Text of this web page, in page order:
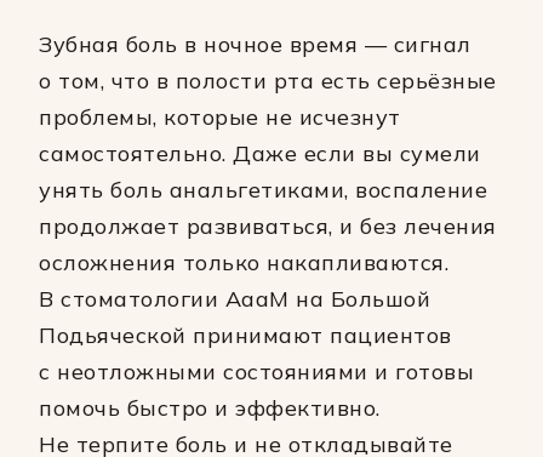
Зубная боль в ночное время — сигнал
о том, что в полости рта есть серьёзные
проблемы, которые не исчезнут
самостоятельно. Даже если вы сумели
унять боль анальгетиками, воспаление
продолжает развиваться, и без лечения
осложнения только накапливаются.
В стоматологии АааМ на Большой
Подьяческой принимают пациентов
с неотложными состояниями и готовы
помочь быстро и эффективно.
Не терпите боль и не откладывайте